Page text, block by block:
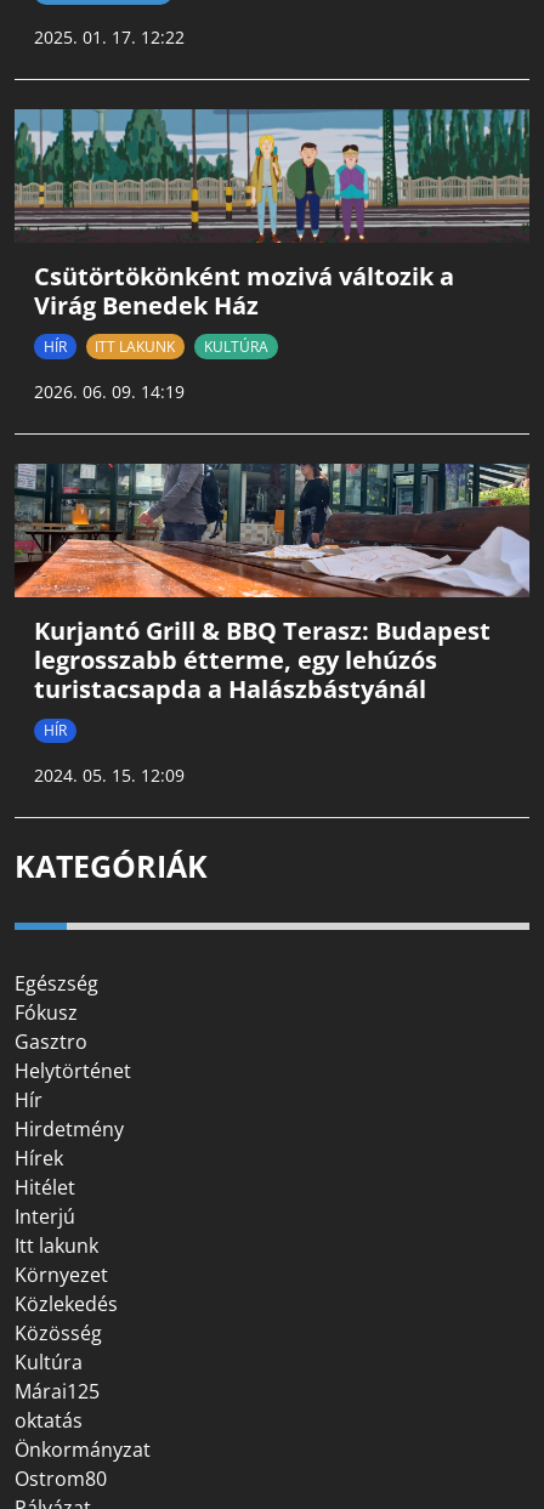
2025. 01. 17. 12:22
Csütörtökönként mozivá változik a
Virág Benedek Ház
HÍR ITT LAKUNK KULTÚRA
2026. 06. 09. 14:19
Kurjantó Grill & BBQ Terasz: Budapest
legrosszabb étterme, egy lehúzós
turistacsapda a Halászbástyánál
HÍR
2024. 05. 15. 12:09
KATEGÓRIÁK
Egészség
Fókusz
Gasztro
Helytörténet
Hír
Hirdetmény
Hírek
Hitélet
Interjú
Itt lakunk
Környezet
Közlekedés
Közösség
Kultúra
Márai125
oktatás
Önkormányzat
Ostrom80